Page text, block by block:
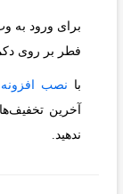
برای ورود به
فطر بر روی
با نصب
آخرین
ندهید.